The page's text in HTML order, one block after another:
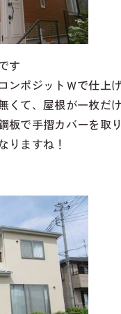
す
ンポジットＷで仕上
くて、屋根が一枚だ
板で手摺カバーを取
りますね！